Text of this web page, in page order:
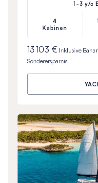
1-3 y/o
4
Kabinen
13 103 € Inklusive
Sonderersparnis